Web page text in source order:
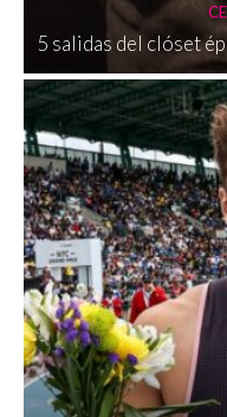
5 salidas del clóset